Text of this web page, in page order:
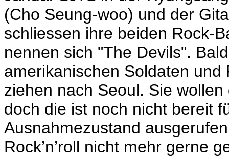
(Cho Seung-woo) und der
schliessen ihre beiden Rock-
nennen sich "The Devils".
amerikanischen Soldaten
ziehen nach Seoul. Sie
doch die ist noch nicht bereit
Ausnahmezustand
Rock’n’roll nicht mehr gerne